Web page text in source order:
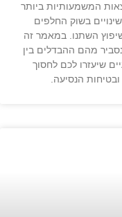
המשמעותיות ביותר
2026, בעקבות שינויים בשוק החלפים
השתנו. במאמר זה
מהם ההבדלים בין
שיעזרו לכם לחסוך
הנסיעה.